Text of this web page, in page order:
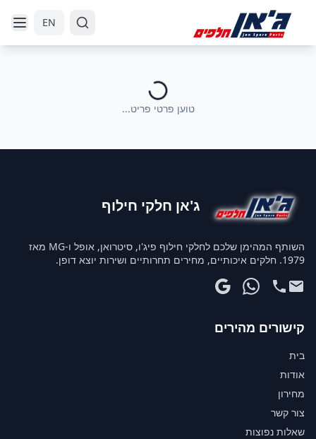
EN
טוען פרטי פריט...
ג'אן חלקי חילוף
השותף המהימן שלכם לחלקי חילוף פיג'ו, סיטרואן, אופל ו-MG מאז
1979. חלקים איכותיים, מחירים תחרותיים ושירות יוצא דופן.
קישורים מהירים
בית
אודות
מחירון
צור קשר
שאלות נפוצות